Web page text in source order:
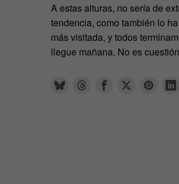
A estas alturas, no sería de
tendencia, como también lo
más visitada, y todos
llegue mañana. No es